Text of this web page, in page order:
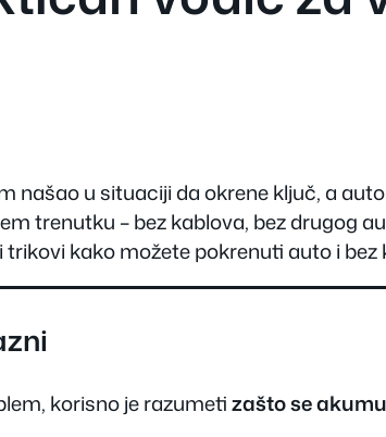
našao u situaciji da okrene ključ, a
trenutku – bez kablova, bez drugog
kako možete pokrenuti auto i
korisno je razumetizašto se